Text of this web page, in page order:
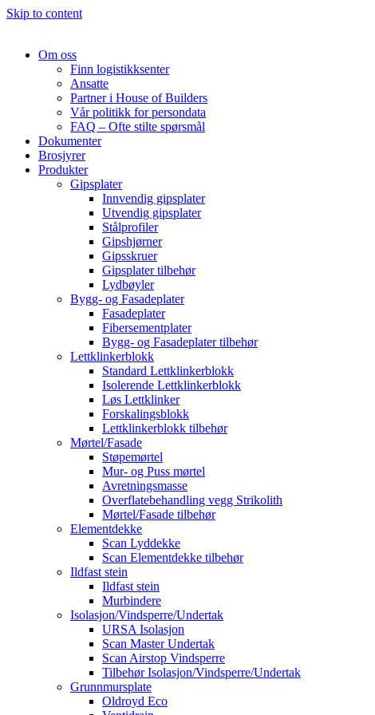
Skip to content
Om oss
Finn logistikksenter
Ansatte
Partner i House of Builders
Vår politikk for persondata
FAQ – Ofte stilte spørsmål
Dokumenter
Brosjyrer
Produkter
Gipsplater
Innvendig gipsplater
Utvendig gipsplater
Stålprofiler
Gipshjørner
Gipsskruer
Gipsplater tilbehør
Lydbøyler
Bygg- og Fasadeplater
Fasadeplater
Fibersementplater
Bygg- og Fasadeplater tilbehør
Lettklinkerblokk
Standard Lettklinkerblokk
Isolerende Lettklinkerblokk
Løs Lettklinker
Forskalingsblokk
Lettklinkerblokk tilbehør
Mørtel/Fasade
Støpemørtel
Mur- og Puss mørtel
Avretningsmasse
Overflatebehandling vegg Strikolith
Mørtel/Fasade tilbehør
Elementdekke
Scan Lyddekke
Scan Elementdekke tilbehør
Ildfast stein
Ildfast stein
Murbindere
Isolasjon/Vindsperre/Undertak
URSA Isolasjon
Scan Master Undertak
Scan Airstop Vindsperre
Tilbehør Isolasjon/Vindsperre/Undertak
Grunnmursplate
Oldroyd Eco